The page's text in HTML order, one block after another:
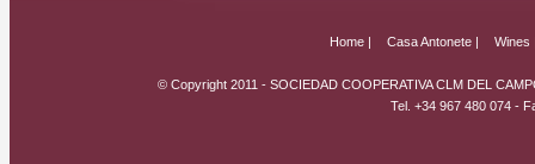
Home | Casa Antonete | Wines
© Copyright 2011 - SOCIEDAD COOPERATIVA CLM DEL
Tel. +34 967 480 074 -